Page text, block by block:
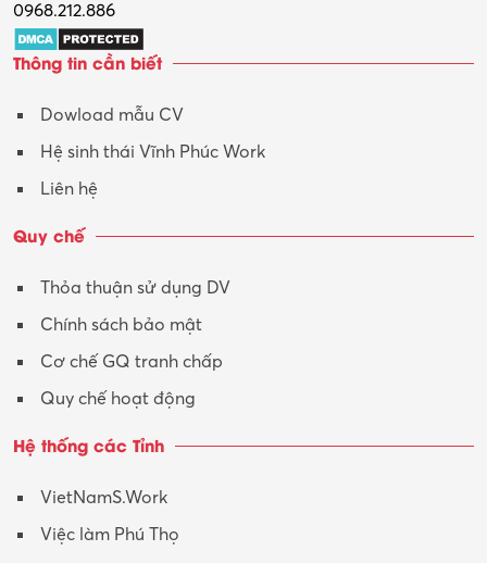
Trợ lý
Tư vấn
Tư vấn – Kiến trúc
Y tế-Dược
0968.212.886
Thông tin cần biết
Dowload mẫu CV
Hệ sinh thái Vĩnh Phúc Work
Liên hệ
Quy chế
Thỏa thuận sử dụng DV
Chính sách bảo mật
Cơ chế GQ tranh chấp
Quy chế hoạt động
Hệ thống các Tỉnh
VietNamS.Work
Việc làm Phú Thọ